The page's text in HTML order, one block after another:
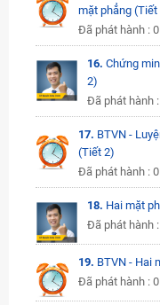
mặt phẳng (Tiết
Đã phát hành :
16. Chứng
2)
Đã phát hành
17. BTVN -
(Tiết 2)
Đã phát hành :
18. Hai mặt
Đã phát hành
19. BTVN - Hai
Đã phát hành :